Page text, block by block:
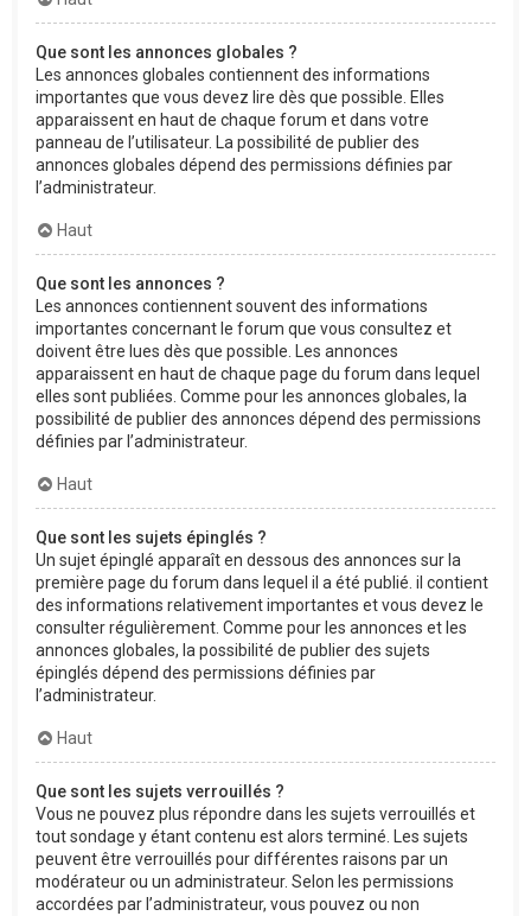
Que sont les annonces globales ?
Les annonces globales contiennent des informations
importantes que vous devez lire dès que possible. Elles
apparaissent en haut de chaque forum et dans votre
panneau de l’utilisateur. La possibilité de publier des
annonces globales dépend des permissions définies par
l’administrateur.
Haut
Que sont les annonces ?
Les annonces contiennent souvent des informations
importantes concernant le forum que vous consultez et
doivent être lues dès que possible. Les annonces
apparaissent en haut de chaque page du forum dans lequel
elles sont publiées. Comme pour les annonces globales, la
possibilité de publier des annonces dépend des permissions
définies par l’administrateur.
Haut
Que sont les sujets épinglés ?
Un sujet épinglé apparaît en dessous des annonces sur la
première page du forum dans lequel il a été publié. il contient
des informations relativement importantes et vous devez le
consulter régulièrement. Comme pour les annonces et les
annonces globales, la possibilité de publier des sujets
épinglés dépend des permissions définies par
l’administrateur.
Haut
Que sont les sujets verrouillés ?
Vous ne pouvez plus répondre dans les sujets verrouillés et
tout sondage y étant contenu est alors terminé. Les sujets
peuvent être verrouillés pour différentes raisons par un
modérateur ou un administrateur. Selon les permissions
accordées par l’administrateur, vous pouvez ou non